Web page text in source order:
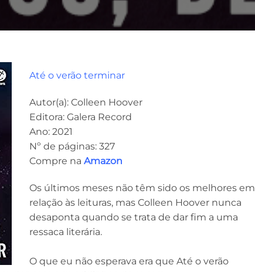
Até o verão terminar
Autor(a): Colleen Hoover
Editora: Galera Record
Ano: 2021
Nº de páginas: 327
Compre na Amazon
Os últimos meses não têm sido os melhores em
relação às leituras, mas Colleen Hoover nunca
desaponta quando se trata de dar fim a uma
ressaca literária.
O que eu não esperava era que Até o verão